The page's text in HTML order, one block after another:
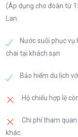
đây quý khách
cường thể lực,
cao giá trị cuộc
là phân viện
Thái Lan, quý
tại trung tâm
World, Siam
khách dùng
(chi phí tự túc)
Tối: Đoàn dùng
Chaophraya.
(Áp dụng cho đoàn từ
Lan.
Nước suối phục vụ
chai tại khách sạn
Bảo hiểm du lịch
Hộ chiếu hợp lệ
Chi phí tham
khác.